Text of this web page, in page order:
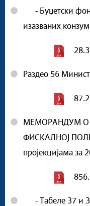
- Буџетски
изазваних
Раздео 56
МЕМОРАНДУМ О
ФИСКАЛНОЈ
пројекцијама за
- Табеле 37 и